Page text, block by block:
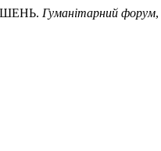
Гуманітарний форум,